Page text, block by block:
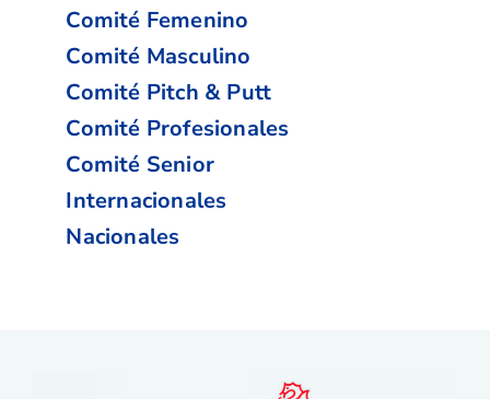
Comité Femenino
Comité Masculino
Comité Pitch & Putt
Comité Profesionales
Comité Senior
Internacionales
Nacionales